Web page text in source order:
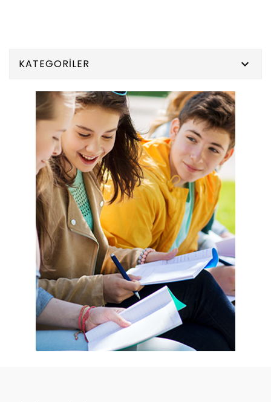
KATEGORILER 